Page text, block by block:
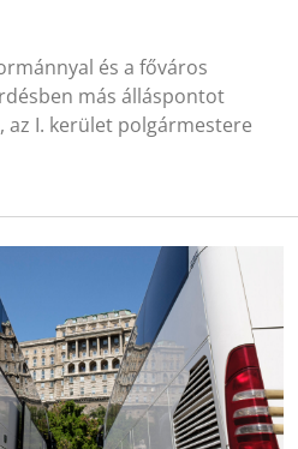
és a főváros
más álláspontot
az I. kerület polgármestere